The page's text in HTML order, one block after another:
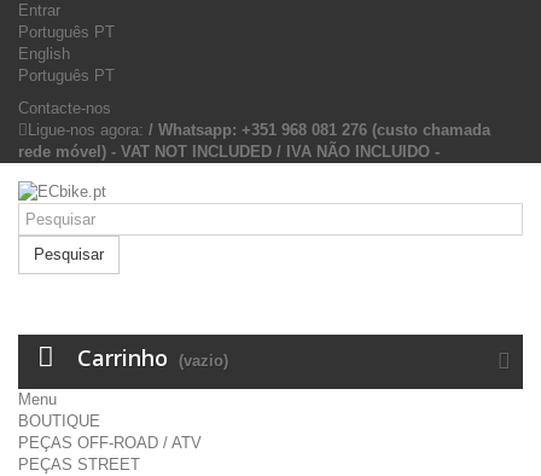
Entrar
Português PT
English
Português PT
Contacte-nos
Ligue-nos agora: / Whatsapp: +351 968 081 276 (custo chamada
rede móvel) - VAT NOT INCLUDED / IVA NÃO INCLUIDO -
Pesquisar
Carrinho (vazio)
Menu
BOUTIQUE
PEÇAS OFF-ROAD / ATV
PEÇAS STREET